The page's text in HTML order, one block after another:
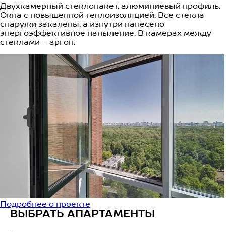
Двухкамерный стеклопакет, алюминиевый профиль.
Окна с повышенной теплоизоляцией. Все стекла
снаружи закалены, а изнутри нанесено
энергоэффективное напыление. В камерах между
стеклами – аргон.
Подробнее о проекте
ВЫБРАТЬ АПАРТАМЕНТЫ